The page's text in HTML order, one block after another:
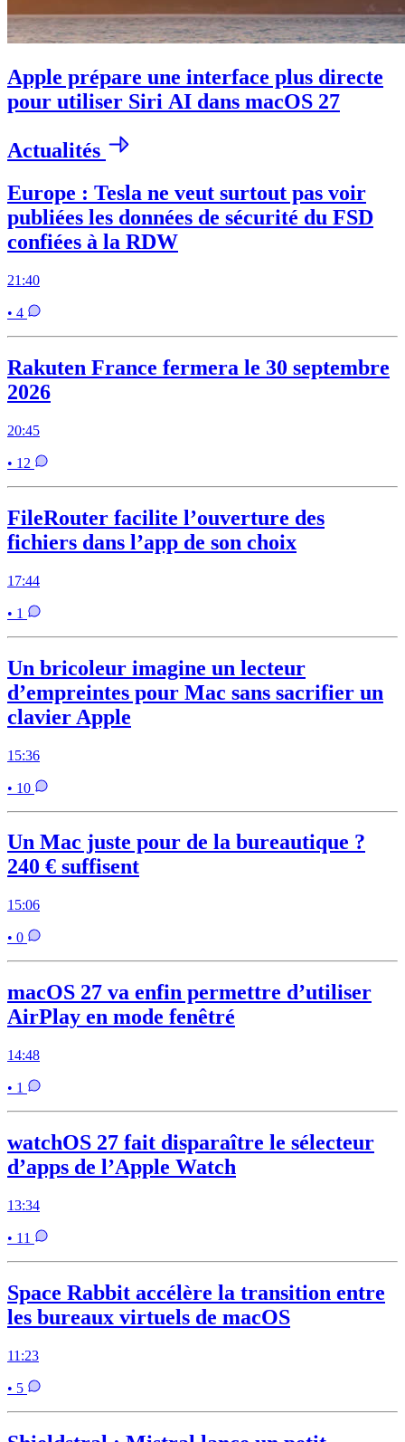
Apple prépare une interface plus directe
pour utiliser Siri AI dans macOS 27
Actualités
Europe : Tesla ne veut surtout pas voir
publiées les données de sécurité du FSD
confiées à la RDW
21:40
• 4
Rakuten France fermera le 30 septembre
2026
20:45
• 12
FileRouter facilite l’ouverture des
fichiers dans l’app de son choix
17:44
• 1
Un bricoleur imagine un lecteur
d’empreintes pour Mac sans sacrifier un
clavier Apple
15:36
• 10
Un Mac juste pour de la bureautique ?
240 € suffisent
15:06
• 0
macOS 27 va enfin permettre d’utiliser
AirPlay en mode fenêtré
14:48
• 1
watchOS 27 fait disparaître le sélecteur
d’apps de l’Apple Watch
13:34
• 11
Space Rabbit accélère la transition entre
les bureaux virtuels de macOS
11:23
• 5